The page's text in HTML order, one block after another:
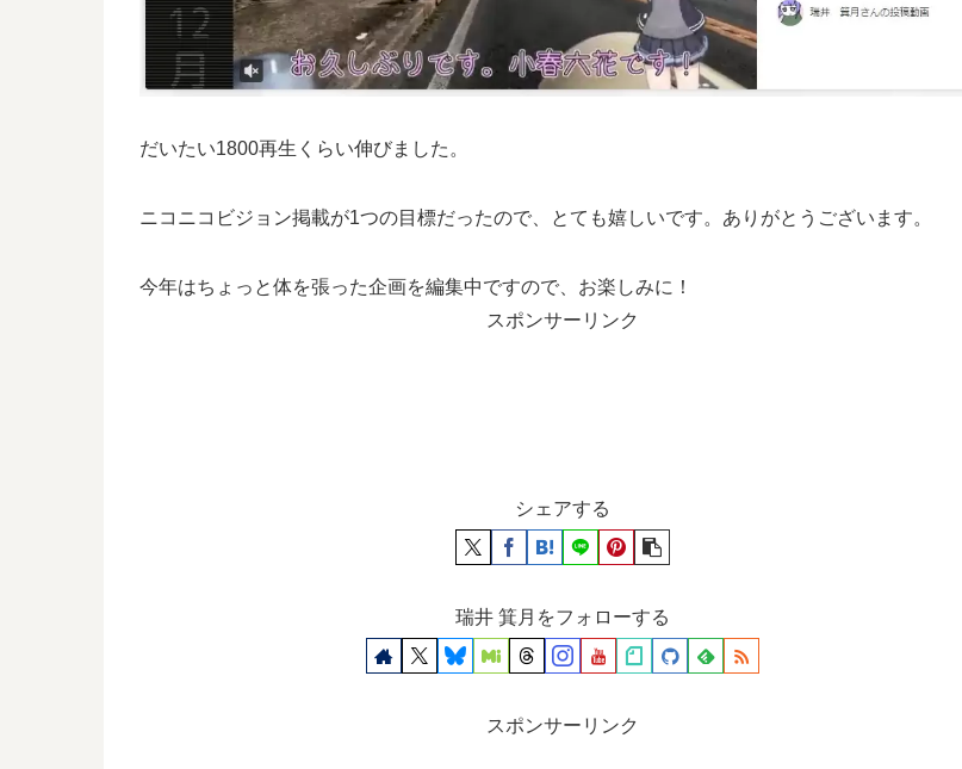
だいたい1800再生くらい伸びました。
ニコニコビジョン掲載が1つの目標だったので、とても嬉しいです。ありがとうございます。
今年はちょっと体を張った企画を編集中ですので、お楽しみに！
スポンサーリンク
シェアする
瑞井 箕月をフォローする
スポンサーリンク